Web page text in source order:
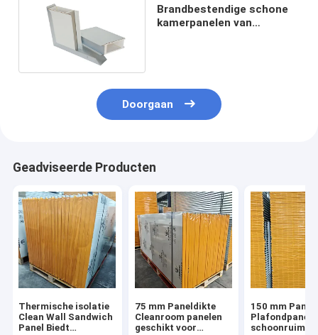
Brandbestendige schone
kamerpanelen van
Doorgaan
Geadviseerde Producten
Thermische isolatie
Clean Wall Sandwich
Panel Biedt
75 mm Paneldikte
Cleanroom panelen
geschikt voor
150 mm
Plafondpaneel
schoonruimte